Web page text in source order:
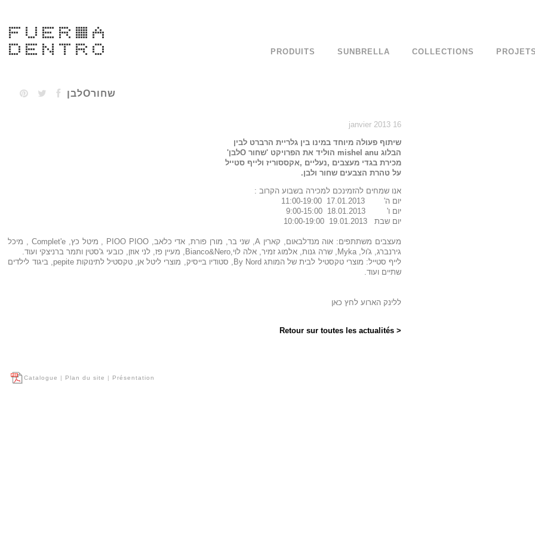
PRODUITS SUNBRELLA COLLECTIONS PROJETS
שחורOלבן
16 janvier 2013
שיתוף פעולה מיוחד במינו בין גלריית הרברט לבין
הבלוג mishel anu הוליד את הפרויקט 'שחור Oלבן'
מכירת בגדי מעצבים ,נעליים ,אקססוריז ולייף סטייל
על טהרת הצבעים שחור ולבן.
אנו שמחים להזמינכם למכירה בשבוע הקרוב :
יום ה' 17.01.2013 11:00-19:00
יום ו' 18.01.2013 9:00-15:00
יום שבת 19.01.2013 10:00-19:00
מעצבים משתתפים: אוה מנדלבאום, קארין A, שני בר, מורן פורת, אדי כלאב, PIOO PIOO , מיטל כץ, Complet'e , מיכל
גירנברג, ג'ול, Myka, שרה גנות, אלמוג זמיר, אלה לוי,Bianco&Nero, מעיין פז, לני אוזן, כובעי ג'סטין ותמר ברניצקי ועוד.
לייף סטייל: מוצרי טקסטיל לבית של המותג By Nord, סטודיו בייסיק, מוצרי ליטל אן, טקסטיל לתינוקות pepite, ביגוד לילדים
שתיים ועוד.
ללינק הארוע לחץ כאן
< Retour sur toutes les actualités
Catalogue | Plan du site | Présentation